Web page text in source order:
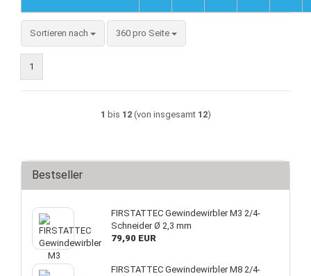
Sortieren nach 360 pro Seite
1
1 bis 12(von insgesamt 12)
Bestseller
FIRSTATTEC Gewindewirbler M3 2/4-
Schneider Ø 2,3 mm
79,90 EUR
FIRSTATTEC Gewindewirbler M8 2/4-